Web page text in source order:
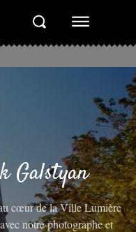
Galstyan
cœur de la Ville Lumière
notre photographe et